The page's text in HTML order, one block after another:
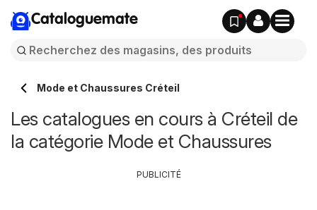
Cataloguemate
Mode et Chaussures Créteil
Les catalogues en cours à Créteil de
la catégorie Mode et Chaussures
PUBLICITÉ